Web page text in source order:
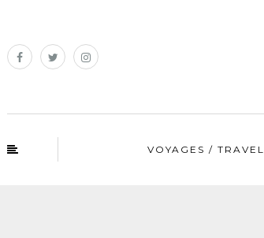
VOYAGES / TRAVEL